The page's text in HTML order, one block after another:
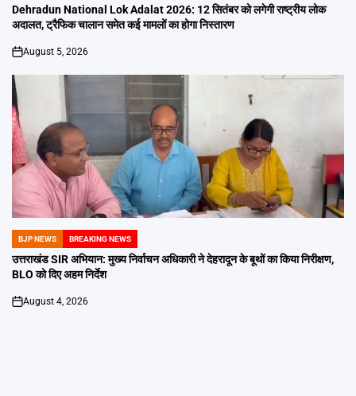
IN
Dehradun National Lok Adalat 2026: 12 सितंबर को लगेगी राष्ट्रीय लोक
अदालत, ट्रैफिक चालान समेत कई मामलों का होगा निस्तारण
on
August 5, 2026
POSTED
IN
BJP NEWS BREAKING NEWS
उत्तराखंड SIR अभियान: मुख्य निर्वाचन अधिकारी ने देहरादून के बूथों का किया निरीक्षण,
BLO को दिए अहम निर्देश
on
August 4, 2026